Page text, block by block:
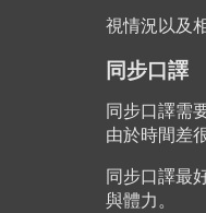
視情況以及
同步口譯
同步口譯需
由於時間差
同步口譯最
與體力。